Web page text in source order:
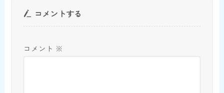
コメントする
コメント ※